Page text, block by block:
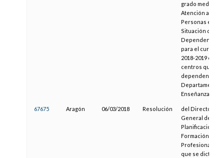
grado medio de
Atención a
Personas en
Situación de
Dependencia
para el curso
2018-2019 en
centros que
dependen del
Departamento
Enseñanza
67675 Aragón 06/03/2018 Resolución
del Director
General de
Planificación y
Formación
Profesional, por
que se dictan